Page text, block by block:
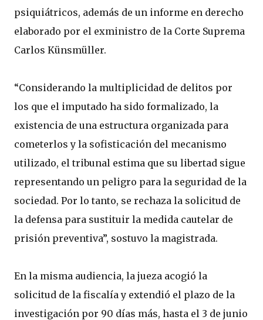
psiquiátricos, además de un informe en derecho
elaborado por el exministro de la Corte Suprema
Carlos Künsmüller.
“Considerando la multiplicidad de delitos por
los que el imputado ha sido formalizado, la
existencia de una estructura organizada para
cometerlos y la sofisticación del mecanismo
utilizado, el tribunal estima que su libertad sigue
representando un peligro para la seguridad de la
sociedad. Por lo tanto, se rechaza la solicitud de
la defensa para sustituir la medida cautelar de
prisión preventiva”, sostuvo la magistrada.
En la misma audiencia, la jueza acogió la
solicitud de la fiscalía y extendió el plazo de la
investigación por 90 días más, hasta el 3 de junio